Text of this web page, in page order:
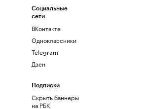
Социальные
сети
ВКонтакте
Одноклассники
Telegram
Дзен
Подписки
Скрыть баннеры
на РБК